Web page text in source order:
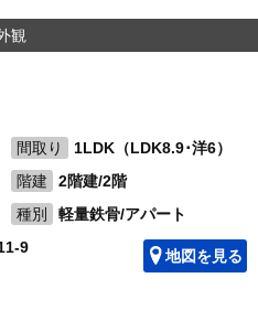
観
間取り
1LDK（LDK8.9･洋6）
階建
2階建/2階
種別
軽量鉄骨/アパート
9 地図を見る